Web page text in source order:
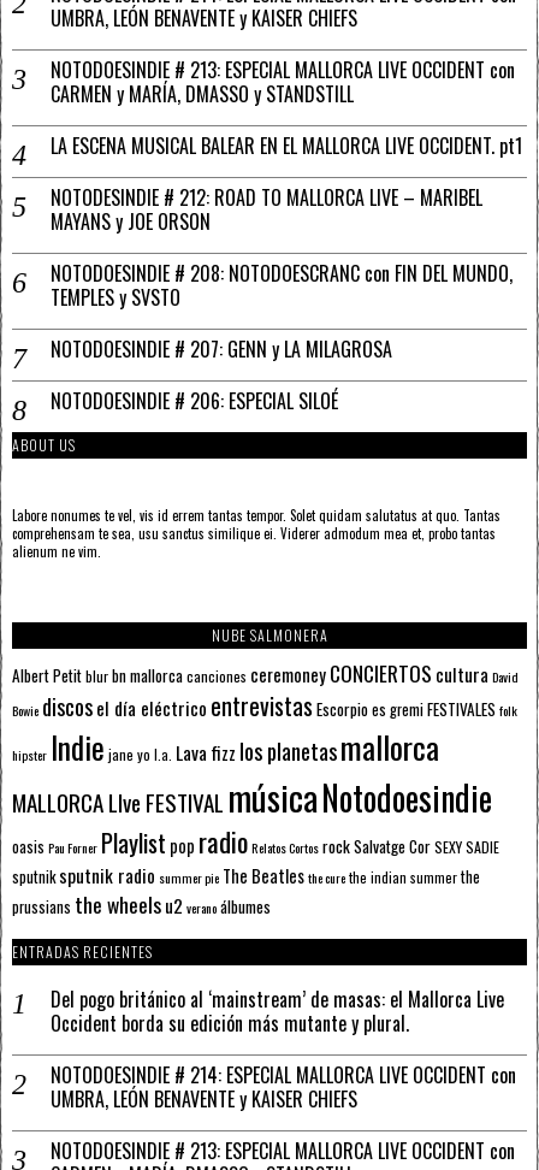
UMBRA, LEÓN BENAVENTE y KAISER CHIEFS
NOTODOESINDIE # 213: ESPECIAL MALLORCA LIVE OCCIDENT con
CARMEN y MARÍA, DMASSO y STANDSTILL
LA ESCENA MUSICAL BALEAR EN EL MALLORCA LIVE OCCIDENT. pt1
NOTODESINDIE # 212: ROAD TO MALLORCA LIVE – MARIBEL
MAYANS y JOE ORSON
NOTODOESINDIE # 208: NOTODOESCRANC con FIN DEL MUNDO,
TEMPLES y SVSTO
NOTODOESINDIE # 207: GENN y LA MILAGROSA
NOTODOESINDIE # 206: ESPECIAL SILOÉ
ABOUT US
Labore nonumes te vel, vis id errem tantas tempor. Solet quidam salutatus at quo. Tantas
comprehensam te sea, usu sanctus similique ei. Viderer admodum mea et, probo tantas
alienum ne vim.
NUBE SALMONERA
Albert Petitblurbn mallorcacanciones ceremoneyCONCIERTOS cultura David
Bowie discosel día eléctrico entrevistas Escorpioes gremiFESTIVALES folk
hipster Indie jane yo l.a. Lava fizz los planetasmallorca
MALLORCA LIve FESTIVAL músicaNotodoesindie
oasis Pau Forner Playlist pop radioRelatos CortosrockSalvatge CorSEXY SADIE
sputnik sputnik radio summer pie The Beatlesthe curethe indian summerthe
prussians the wheelsu2 veranoálbumes
ENTRADAS RECIENTES
Del pogo británico al ‘mainstream’ de masas: el Mallorca Live
Occident borda su edición más mutante y plural.
NOTODOESINDIE # 214: ESPECIAL MALLORCA LIVE OCCIDENT con
UMBRA, LEÓN BENAVENTE y KAISER CHIEFS
NOTODOESINDIE # 213: ESPECIAL MALLORCA LIVE OCCIDENT con